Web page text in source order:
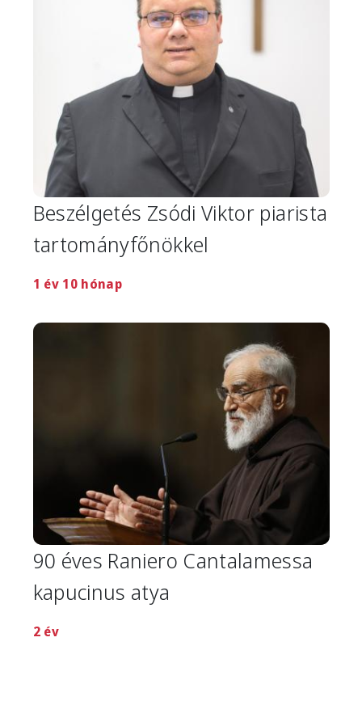
Beszélgetés Zsódi Viktor piarista
tartományfőnökkel
1 év 10 hónap
Image
90 éves Raniero Cantalamessa
kapucinus atya
2 év